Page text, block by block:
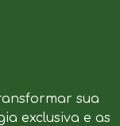
sua
exclusiva e as